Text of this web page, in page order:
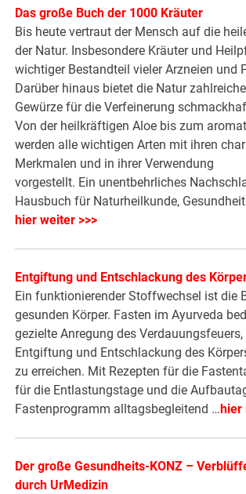
Das große Buch der 1000 Kräuter
Bis heute vertraut der Mensch auf die
der Natur. Insbesondere Kräuter und
wichtiger Bestandteil vieler Arzneien und
Darüber hinaus bietet die Natur
Gewürze für die Verfeinerung
Von der heilkräftigen Aloe bis zum
werden alle wichtigen Arten mit ihren
Merkmalen und in ihrer Verwendung
vorgestellt. Ein unentbehrliches
Hausbuch für Naturheilkunde,
hier weiter >>>
Entgiftung und Entschlackung des
Ein funktionierender Stoffwechsel ist die
gesunden Körper. Fasten im Ayurveda
gezielte Anregung des
Entgiftung und Entschlackung des
zu erreichen. Mit Rezepten für die
für die Entlastungstage und die
Fastenprogramm alltagsbegleitend … hier
Der große Gesundheits-KONZ –
durch UrMedizin